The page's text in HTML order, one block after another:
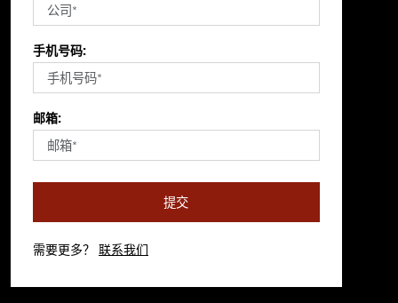
手机号码:
邮箱:
提交
需要更多？ 联系我们